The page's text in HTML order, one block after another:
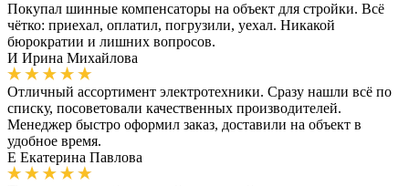
Покупал шинные компенсаторы на объект для стройки. Всё
чётко: приехал, оплатил, погрузили, уехал. Никакой
бюрократии и лишних вопросов.
И Ирина Михайлова
Отличный ассортимент электротехники. Сразу нашли всё по
списку, посоветовали качественных производителей.
Менеджер быстро оформил заказ, доставили на объект в
удобное время.
Е Екатерина Павлова